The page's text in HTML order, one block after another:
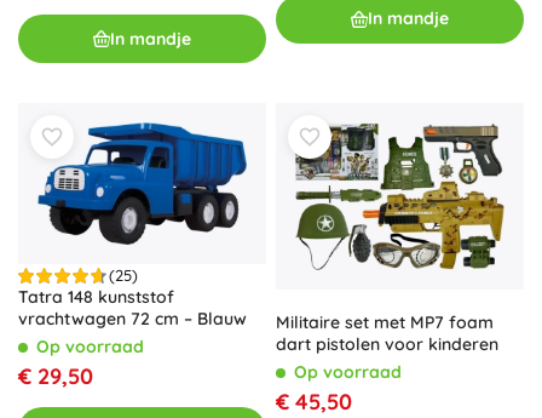
In mandje
In mandje
(25)
Tatra 148 kunststof
vrachtwagen 72 cm – Blauw
Op voorraad
€ 29,50
Militaire set met MP7 foam
dart pistolen voor kinderen
Op voorraad
€ 45,50